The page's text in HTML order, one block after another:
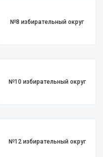
№8 избирательный округ
№10 избирательный округ
№12 избирательный округ